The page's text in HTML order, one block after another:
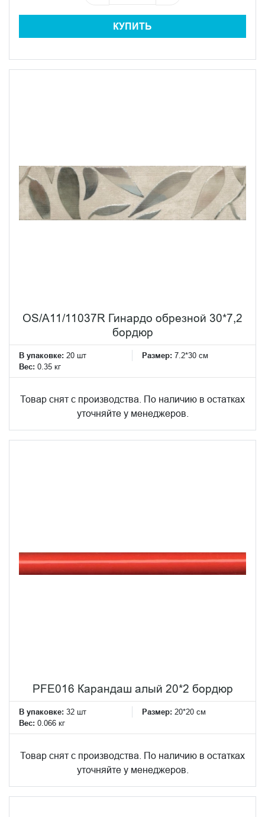
КУПИТЬ
OS/A11/11037R Гинардо обрезной 30*7,2
бордюр
В упаковке: 20 шт Размер: 7.2*30 см
Вес: 0.35 кг
Товар снят с производства. По наличию в остатках
уточняйте у менеджеров.
PFE016 Карандаш алый 20*2 бордюр
В упаковке: 32 шт Размер: 20*20 см
Вес: 0.066 кг
Товар снят с производства. По наличию в остатках
уточняйте у менеджеров.